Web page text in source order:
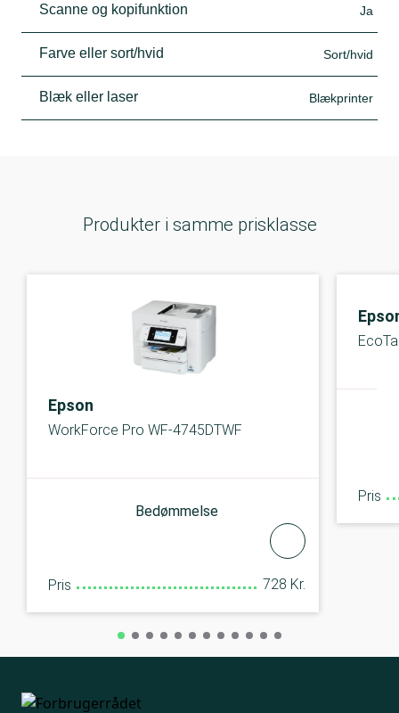
Scanne og kopifunktion Ja
Farve eller sort/hvid Sort/hvid
Blæk eller laser Blækprinter
Produkter i samme prisklasse
Epson
WorkForce Pro WF-4745DTWF
Bedømmelse
Pris 728 Kr.
Pris